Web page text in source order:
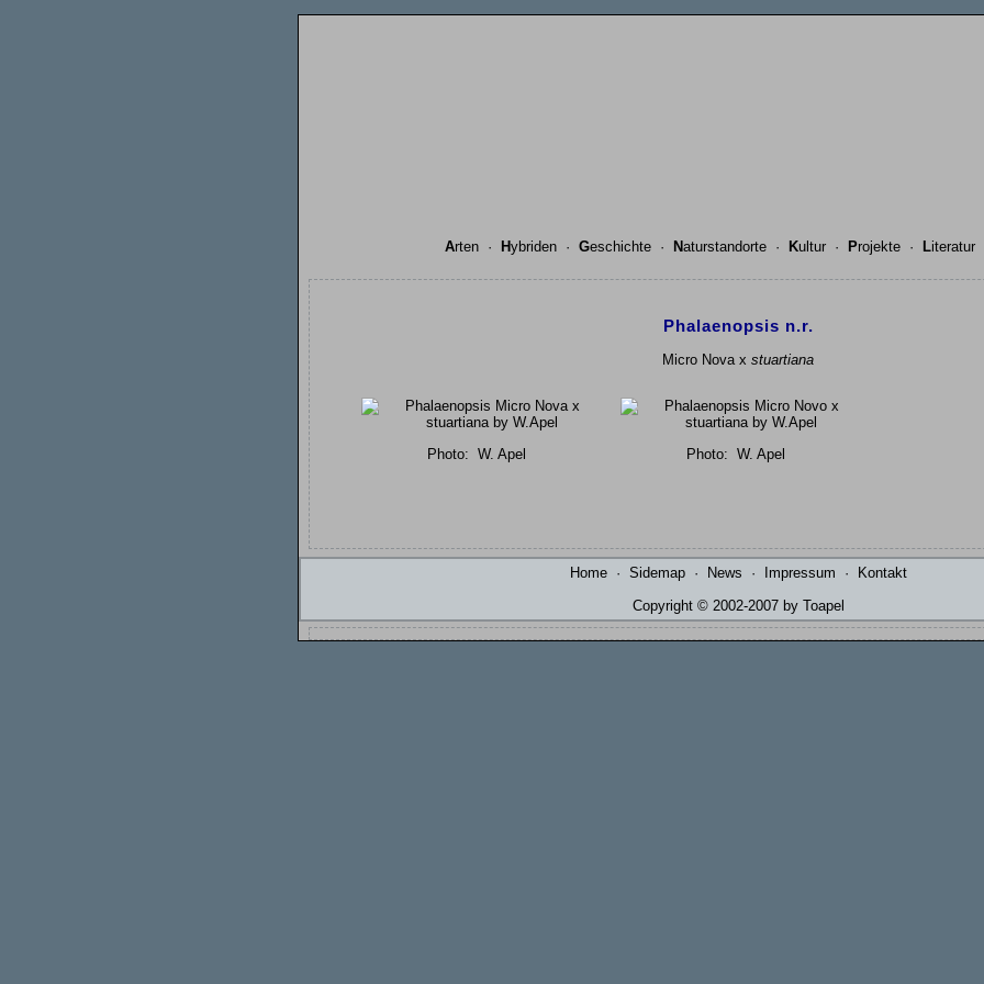
Arten · Hybriden · Geschichte · Naturstandorte · Kultur · Projekte · Literatur
Phalaenopsis n.r.
Micro Nova x stuartiana
Photo: W. Apel Photo: W. Apel
Home · Sidemap · News · Impressum ·
Kontakt
Copyright © 2002-2007 by Toapel